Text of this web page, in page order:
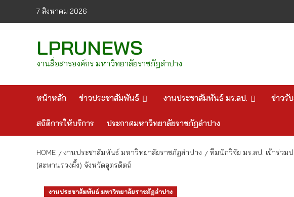
7 สิงหาคม 2026
LPRUNEWS
งานสื่อสารองค์กร มหาวิทยาลัยราชภัฏลำปาง
หน้าหลัก ข่าวประชาสัมพันธ์ งานประชาสัมพันธ์ มร.ลป. ข่าวรั
สถิติการให้บริการ ประกาศมหาวิทยาลัยราชภัฏลำปาง
HOME งานประชาสัมพันธ์ มหาวิทยาลัยราชภัฏลำปาง
ทีมนักวิจัย มร.ลป. เข้าร่ว
(สะพานรวงผึ้ง) จังหวัดอุตรดิตถ์
งานประชาสัมพันธ์ มหาวิทยาลัยราชภัฏลำปาง